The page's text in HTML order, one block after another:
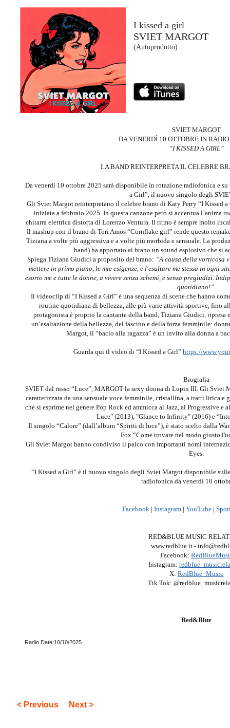
THE DARKNESS
Spin-Go! (SPI)
17:34:47
Danceteria
MADONNA
Warner/Boy Toy (WMG)
I kissed a girl
SVIET MARGOT
(Autoprodotto)
SVIET MARGOT
DA VENERDÌ 10 OTTOBRE IN
“I KISSED A GIRL”
LA BAND REINTERPRETA IL CELEBRE
Da venerdì 10 ottobre 2025 sarà disponibile in rotazione radiofonica e
a Girl”, il nuovo singolo degli
Gli Sviet Margot reinterpretano il celebre brano di Katy Perry “I Kissed
iniziata a febbraio 2025. In questa canzone però si accentua l’anima
chitarra elettrica distorta di Lorenzo Ventura. Il ritmo è sempre molto
Il mashup con il brano di Tori Amos “Cornflake girl” rende questo
Tiziana a volte più aggressiva e a volte più morbida e sensuale. La
band) ha apportato al brano un sound esplosivo che si
Spiega Tiziana Giudici a proposito del brano: “A causa della vorticosa
mettere in primo piano, le mie esigenze, e l'esaltare me stessa in ogni
esorto me e tutte le donne, a vivere senza schemi, e senza pregiudizi.
quotidiano!”.
Il videoclip di “I Kissed a Girl” è una sequenza di scene che hanno
routine quotidiana di bellezza, alle più varie attività sportive, fino
protagonista è proprio la cantante della band, Tiziana Giudici,
un’esaltazione della bellezza, del fascino e della forza femminile:
Margot, il “bacio alla ragazza” è un invito alla donna a
Guarda qui il video di “I Kissed a Girl”https://
Biografia
SVIET dal russo “Luce”, MARGOT la sexy donna di Lupin III. Gli Sviet
caratterizzata da una sensuale voce femminile, cristallina, a tratti lirica e
che si esprime nel genere Pop Rock ed ammicca al Jazz, al Progressive
Luce" (2013), "Glance to Infinity" (2016) e
Il singolo “Calore” (dall’album “Spiriti di luce”), è stato scelto dalla
Fox “Come trovare nel modo giusto
Gli Sviet Margot hanno condiviso il palco con importanti nomi
Eyes.
“I Kissed a Girl” è il nuovo singolo degli Sviet Margot disponibile
radiofonica da venerdì 10
Facebook | Instagram | YouTube |
RED&BLUE MUSIC
www.redblue.it -
Facebook:
Instagram:
X:RedBlue_Music
Tik Tok:
Red&Blue
Radio Date:10/10/2025
< Previous Next >